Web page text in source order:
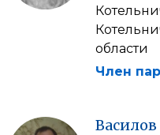
области
Член
Василов